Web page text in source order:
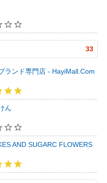
33
ランド専門店 - HayiMall.Com
ん
AND SUGARC FLOWERS